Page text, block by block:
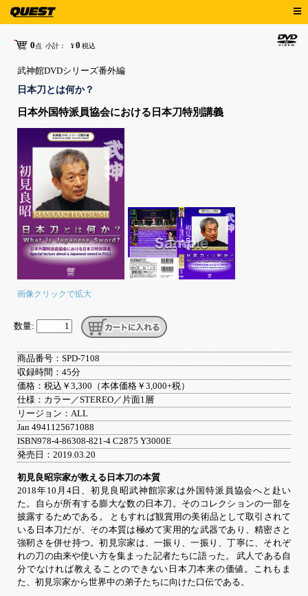
0点 小計： ¥0 税込
武神館DVDシリーズ番外編
日本刀とは何か？
日本外国特派員協会における日本刀特別講義
画像クリックで拡大
数量:
商品番号：SPD-7108
収録時間：45分
価格：税込￥3,300（本体価格￥3,000+税）
仕様：カラー／STEREO／片面1層
リージョン：ALL
Jan 4941125671088
ISBN978-4-86308-821-4 C2875 Y3000E
発売日：2019.03.20
初見良昭宗家が教える日本刀の本質
2018年10月4日、初見良昭武神館宗家は外国特派員協会へと赴い
た。自らが所有する膨大な数の日本刀。そのコレクションの一部を
披露するためである。 ともすれば観賞用の美術品として取引されて
いる日本刀だが、その本質は極めて実用的な武器であり、精密さと
強靭さを併せ持つ。初見宗家は、一振り、一振り、丁寧に、それぞ
れの刀の由来や使い方を集まった記者たちに語った。 武人である自
分でなければ教えることのできない日本刀本来の価値。これもま
た、初見宗家から世界中の弟子たちに向けた口伝である。